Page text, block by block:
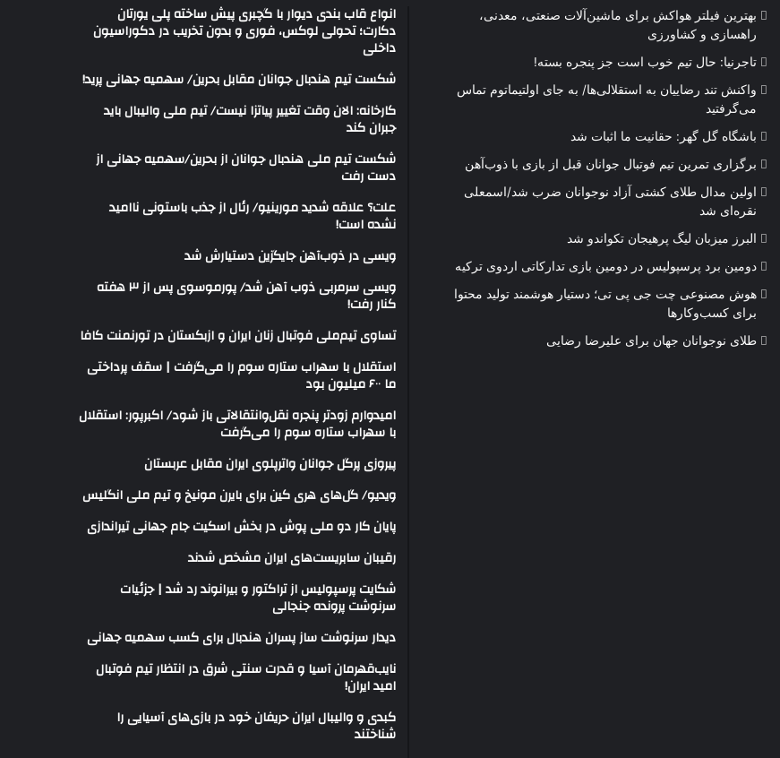
بهترین فیلتر هواکش برای ماشین‌آلات صنعتی، معدنی،
راهسازی و کشاورزی
تاجرنیا: حال تیم خوب است جز پنجره بسته!
واکنش تند رضاییان به استقلالی‌ها/ به جای اولتیماتوم تماس
می‌گرفتید
باشگاه گل گهر: حقانیت ما اثبات شد
برگزاری تمرین تیم فوتبال جوانان قبل از بازی با ذوب‌آهن
اولین مدال طلای کشتی آزاد نوجوانان ضرب شد/اسمعلی
نقره‌ای شد
البرز میزبان لیگ پرهیجان تکواندو شد
دومین برد پرسپولیس در دومین بازی تدارکاتی اردوی ترکیه
هوش مصنوعی چت جی پی تی؛ دستیار هوشمند تولید محتوا
برای کسب‌وکارها
طلای نوجوانان جهان برای علیرضا رضایی
انواع قاب بندی دیوار با گچبری پیش ساخته پلی یورتان
دکارت؛ تحولی لوکس، فوری و بدون تخریب در دکوراسیون
داخلی
شکست تیم هندبال جوانان مقابل بحرین/ سهمیه جهانی پرید!
کارخانه: الان وقت تغییر پیاتزا نیست/ تیم ملی والیبال باید
جبران کند
شکست تیم ملی هندبال جوانان از بحرین/سهمیه جهانی از
دست رفت
علت؟ علاقه شدید مورینیو/ رئال از جذب باستونی ناامید
نشده است!
ویسی در ذوب‌آهن جایگزین دستیارش شد
ویسی سرمربی ذوب آهن شد/ پورموسوی پس از ۳ هفته
کنار رفت!
تساوی تیم‌ملی فوتبال زنان ایران و ازبکستان در تورنمنت کافا
استقلال با سهراب ستاره سوم را می‌گرفت | سقف پرداختی
ما ۶۰۰ میلیون بود
امیدوارم زودتر پنجره نقل‌وانتقالاتی باز شود/ اکبرپور: استقلال
با سهراب ستاره سوم را می‌گرفت
پیروزی پرگل جوانان واترپلوی ایران مقابل عربستان
ویدیو/ گل‌های هری‌ کین برای بایرن مونیخ و تیم ملی انگلیس
پایان کار دو ملی پوش در بخش اسکیت جام جهانی تیراندازی
رقیبان سابریست‌های ایران مشخص شدند
شکایت پرسپولیس از تراکتور و بیرانوند رد شد | جزئیات
سرنوشت پرونده جنجالی
دیدار سرنوشت ساز پسران هندبال برای کسب سهمیه جهانی
نایب‌قهرمان آسیا و قدرت سنتی شرق در انتظار تیم فوتبال
امید ایران!
کبدی و والیبال ایران حریفان خود در بازی‌های آسیایی را
شناختند